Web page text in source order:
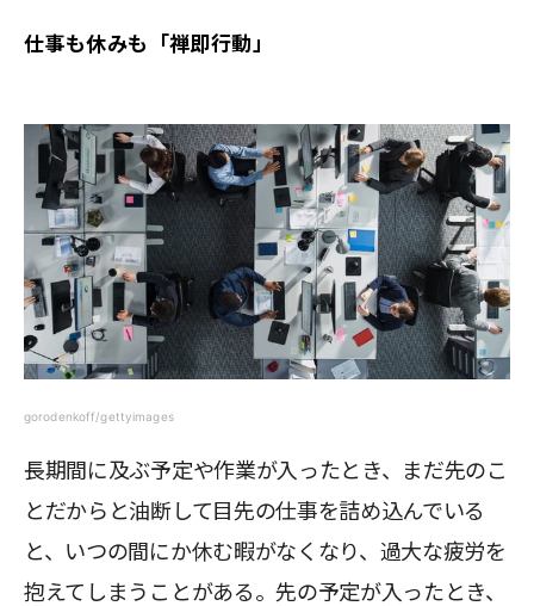
仕事も休みも「禅即行動」
gorodenkoff/gettyimages
長期間に及ぶ予定や作業が入ったとき、まだ先のこ
とだからと油断して目先の仕事を詰め込んでいる
と、いつの間にか休む暇がなくなり、過大な疲労を
抱えてしまうことがある。先の予定が入ったとき、